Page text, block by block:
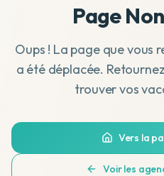
Page
Oups ! La page que vous
a été déplacée.
trouver vos
Vers la
Voir les